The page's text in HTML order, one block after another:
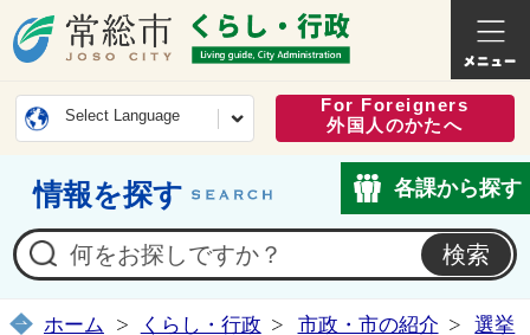
常総市公式ホームページ
くらし
Select Language
For Foreigners
外国人のかたへ
情報を探す 各課から探す
ホーム くらし・行政 市政・市の紹介 選挙